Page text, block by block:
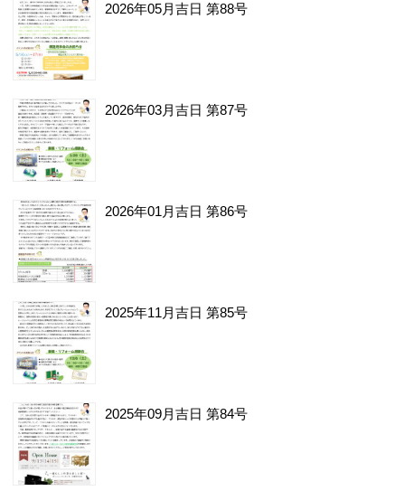
2026年05月吉日 第88号
2026年03月吉日 第87号
2026年01月吉日 第86号
2025年11月吉日 第85号
2025年09月吉日 第84号